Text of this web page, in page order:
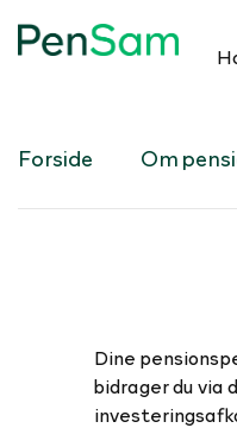
Forside Om
Dine
bidrager du via